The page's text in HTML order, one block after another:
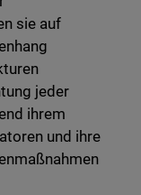
sie auf
jeder
ihrem
und ihre